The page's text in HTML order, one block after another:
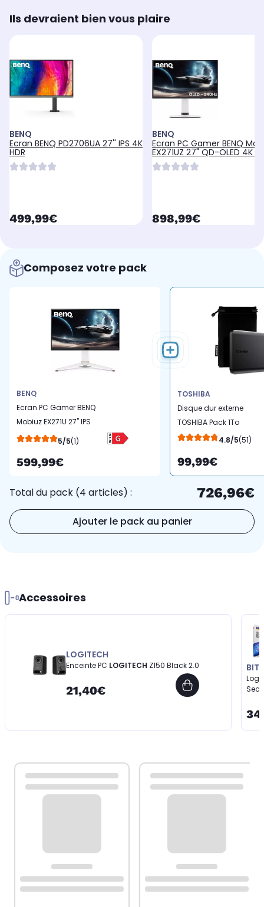
Ils devraient bien vous plaire
BENQ
Ecran BENQ PD2706UA 27'' IPS 4K
HDR
currentPrice
499,99€
BENQ
Ecran PC Gamer BENQ
EX271UZ 27" QD-OLED 4K
HDR 2x HDMI 2.1 + USB-C
currentPrice
898,99€
Composez votre pack
BENQ
Ecran PC Gamer BENQ
Mobiuz EX271U 27" IPS
DUHD 165 Hz HDR 2x HDMI
5/5(1)
599,99€
TOSHIBA
Disque dur externe
TOSHIBA Pack 1To
canvio basics + Housse
4.8/5(51)
99,99€
Total du pack (4 articles) : 726,96€
Ajouter le pack au panier
Accessoires
LOGITECH
Enceinte PC LOGITECH Z150 Black 2.0
21,40€